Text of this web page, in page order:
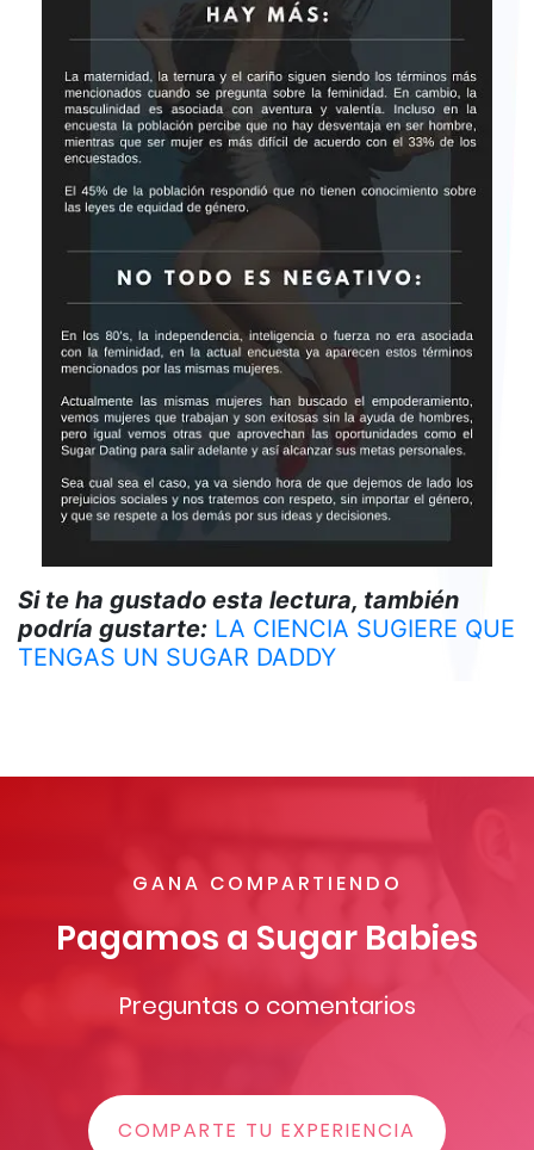
Si te ha gustado esta lectura, también
podría gustarte: LA CIENCIA SUGIERE QUE
TENGAS UN SUGAR DADDY
GANA COMPARTIENDO
Pagamos a Sugar Babies
Preguntas o comentarios
COMPARTE TU EXPERIENCIA